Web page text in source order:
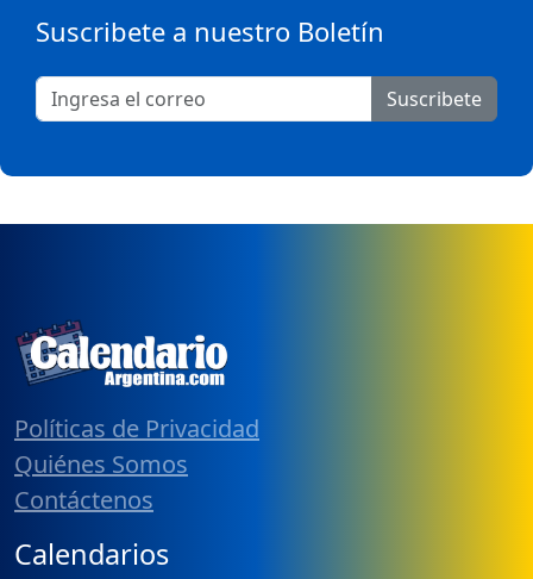
Suscribete a nuestro Boletín
Suscribete
Políticas de Privacidad
Quiénes Somos
Contáctenos
Calendarios